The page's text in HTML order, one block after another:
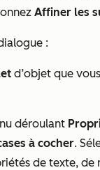
Affiner les
:
d’objet que
déroulant
à cocher.
de texte, de